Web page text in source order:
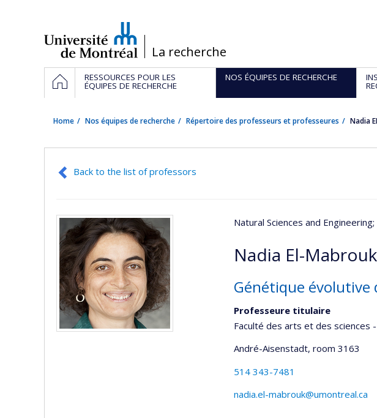
/La recherche
Navigation
principale
HOMERESSOURCES POUR LES
ÉQUIPES DE RECHERCHE
NOS ÉQUIPES DE RECHERCHE
Home Nos équipes de recherche Répertoire des professeurs et professeures Nadia
Back to the list of professors
Natural Sciences and Engineering
Nadia El-Mabrouk
Génétique
Professeure titulaire
Faculté des arts et des
André-Aisenstadt, room 3163
514 343-7481
nadia.el-mabrouk@umontreal.ca